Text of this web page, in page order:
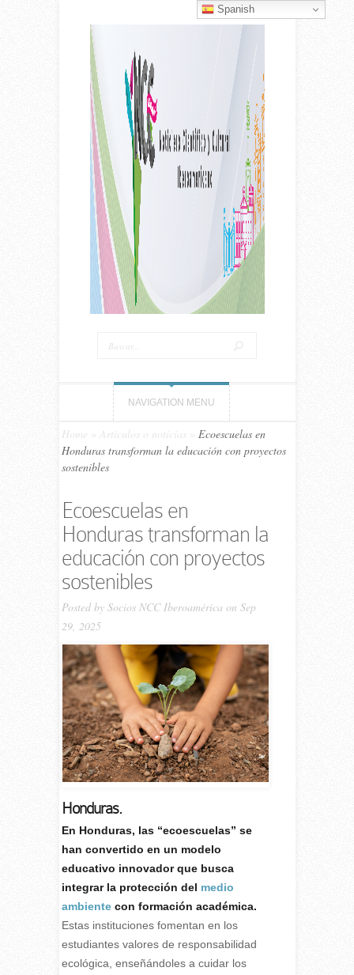
NAVIGATION MENU
Home Artículos o noticias
Ecoescuelas en
Honduras transforman la educación con proyectos
sostenibles
Ecoescuelas en
Honduras transforman la
educación con proyectos
sostenibles
Posted by Socios NCC Iberoamérica on Sep
29, 2025
Honduras.
En Honduras, las “ecoescuelas” se
han convertido en un modelo
educativo innovador que busca
integrar la protección del medio
ambientecon formación académica.
Estas instituciones fomentan en los
estudiantes valores de responsabilidad
ecológica, enseñándoles a cuidar los
Spanish